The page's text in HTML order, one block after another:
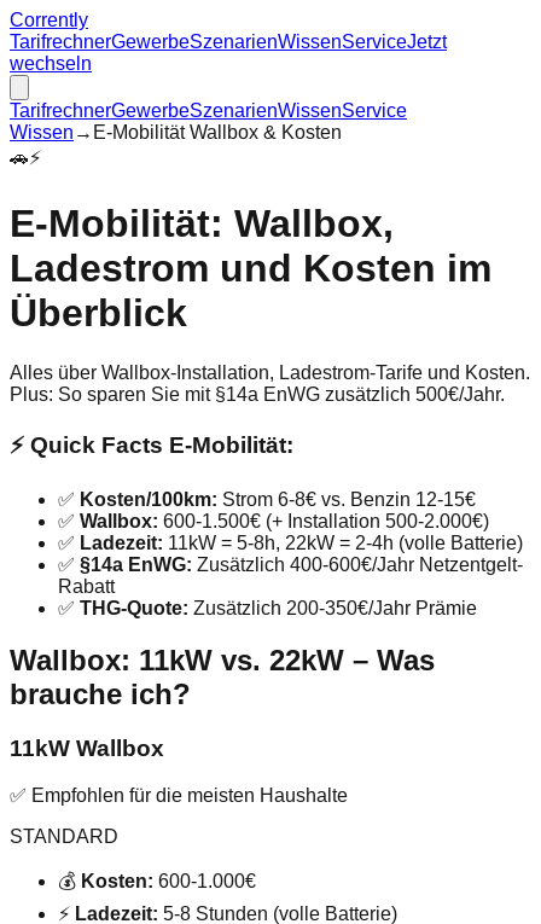
Corrently
TarifrechnerGewerbeSzenarienWissenServiceJetzt
wechseln
TarifrechnerGewerbeSzenarienWissenService
Wissen → E-Mobilität Wallbox & Kosten
🚗⚡
E-Mobilität: Wallbox,
Ladestrom und Kosten im
Überblick
Alles über Wallbox-Installation, Ladestrom-Tarife und Kosten.
Plus: So sparen Sie mit §14a EnWG zusätzlich 500€/Jahr.
⚡ Quick Facts E-Mobilität:
✅ Kosten/100km: Strom 6-8€ vs. Benzin 12-15€
✅ Wallbox: 600-1.500€ (+ Installation 500-2.000€)
✅ Ladezeit: 11kW = 5-8h, 22kW = 2-4h (volle Batterie)
✅ §14a EnWG: Zusätzlich 400-600€/Jahr Netzentgelt-
Rabatt
✅ THG-Quote: Zusätzlich 200-350€/Jahr Prämie
Wallbox: 11kW vs. 22kW – Was
brauche ich?
11kW Wallbox
✅ Empfohlen für die meisten Haushalte
STANDARD
💰 Kosten: 600-1.000€
⚡ Ladezeit: 5-8 Stunden (volle Batterie)